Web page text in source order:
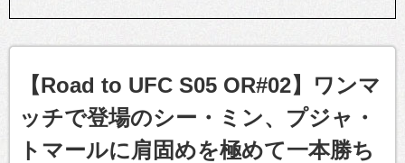
【Road to UFC S05 OR#02】ワンマ
ッチで登場のシー・ミン、プジャ・
トマールに肩固めを極めて一本勝ち